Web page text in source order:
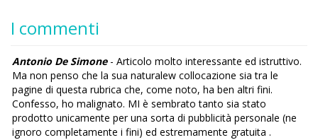
I commenti
Antonio De Simone- Articolo molto interessante ed istruttivo.
Ma non penso che la sua naturalew collocazione sia tra le
pagine di questa rubrica che, come noto, ha ben altri fini.
Confesso, ho malignato. MI è sembrato tanto sia stato
prodotto unicamente per una sorta di pubblicità personale (ne
ignoro completamente i fini) ed estremamente gratuita .